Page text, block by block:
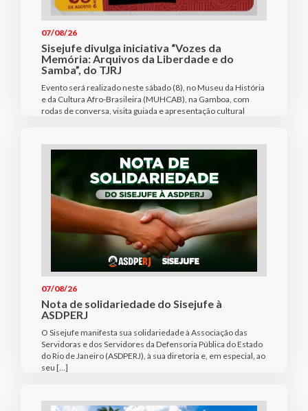
07/08/26
Sisejufe divulga iniciativa “Vozes da
Memória: Arquivos da Liberdade e do
Samba”, do TJRJ
Evento será realizado neste sábado (8), no Museu da História
e da Cultura Afro-Brasileira (MUHCAB), na Gamboa, com
rodas de conversa, visita guiada e apresentação cultural
07/08/26
Nota de solidariedade do Sisejufe à
ASDPERJ
O Sisejufe manifesta sua solidariedade à Associação das
Servidoras e dos Servidores da Defensoria Pública do Estado
do Rio de Janeiro (ASDPERJ), à sua diretoria e, em especial, ao
seu […]